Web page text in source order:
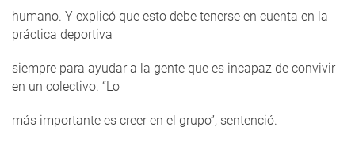
humano. Y explicó que esto debe tenerse en cuenta en la
práctica deportiva
siempre para ayudar a la gente que es incapaz de convivir
en un colectivo. “Lo
más importante es creer en el grupo”, sentenció.